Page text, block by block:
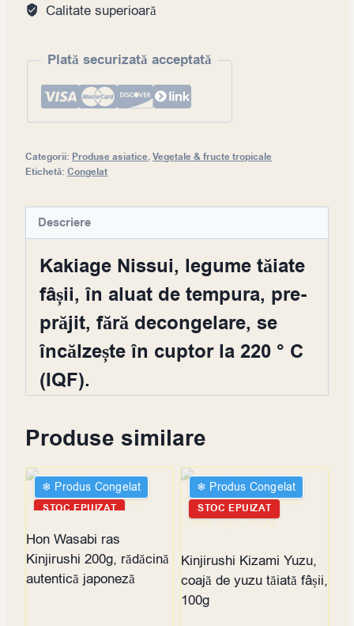
Calitate superioară
Plată securizată acceptată
Categorii: Produse asiatice,Vegetale & fructe tropicale
Etichetă: Congelat
Descriere
Kakiage Nissui, legume tăiate
fâșii, în aluat de tempura, pre-
prăjit, fără decongelare, se
încălzește în cuptor la 220 ° C
(IQF).
Produse similare
❄︎ Produs Congelat
STOC EPUIZAT
Hon Wasabi ras
Kinjirushi 200g, rădăcină
autentică japoneză
❄︎ Produs Congelat
STOC EPUIZAT
Kinjirushi Kizami Yuzu,
coajă de yuzu tăiată fâșii,
100g